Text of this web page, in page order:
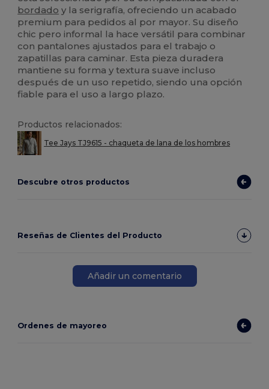
bordado y la serigrafía, ofreciendo un acabado
premium para pedidos al por mayor. Su diseño
chic pero informal la hace versátil para combinar
con pantalones ajustados para el trabajo o
zapatillas para caminar. Esta pieza duradera
mantiene su forma y textura suave incluso
después de un uso repetido, siendo una opción
fiable para el uso a largo plazo.
Productos relacionados:
Tee Jays TJ9615 - chaqueta de lana de los hombres
Descubre otros productos
Reseñas de Clientes del Producto
Añadir un comentario
Ordenes de mayoreo